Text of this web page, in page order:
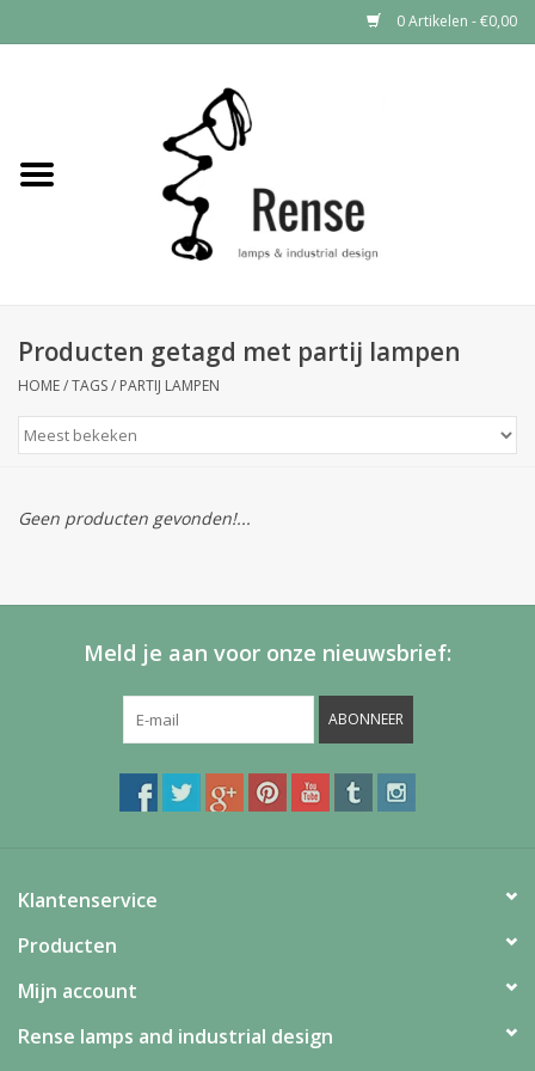
0 Artikelen - €0,00
Industrial lamps
Producten getagd met partij lampen
HOME/TAGS/ PARTIJ LAMPEN
Geen producten gevonden!...
Meld je aan voor onze nieuwsbrief:
ABONNEER
Klantenservice
Producten
Mijn account
Rense lamps and industrial design